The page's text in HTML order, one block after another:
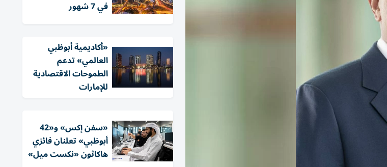
في 7 شهور
«أكاديمية أبوظبي
العالمي» تدعم
الطموحات الاقتصادية
للإمارات
«سفن إكس» و«42
أبوظبي» تعلنان فائزي
هاكاثون «نكست ميل»